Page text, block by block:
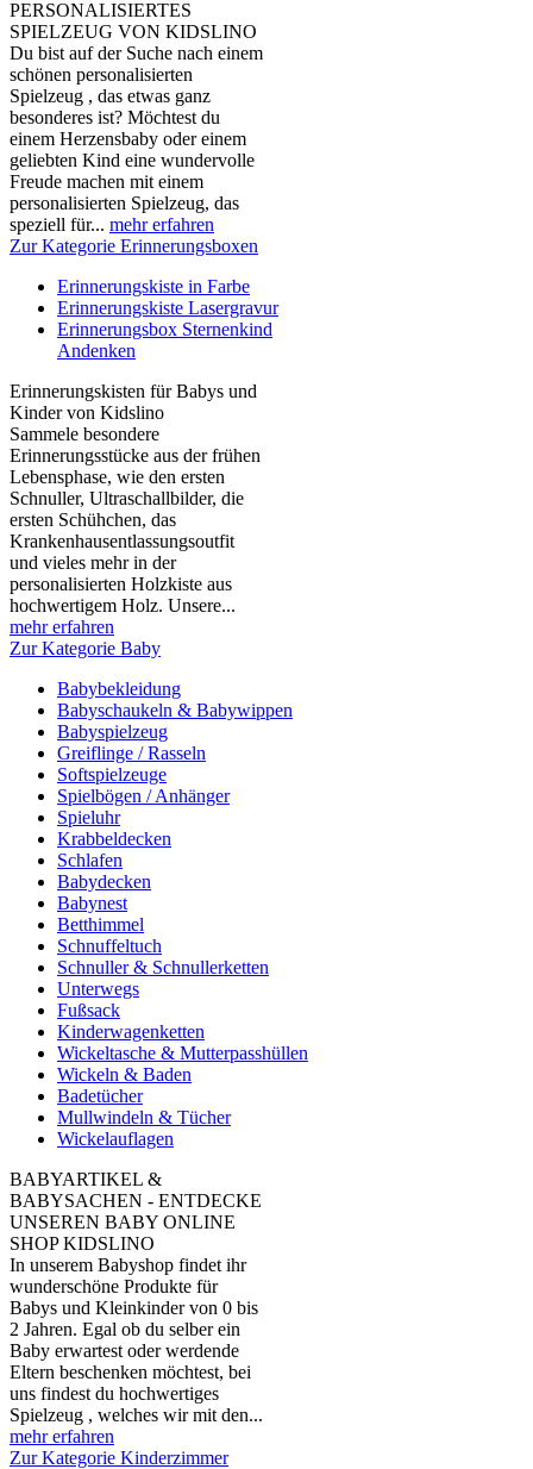
PERSONALISIERTES
SPIELZEUG VON KIDSLINO
Du bist auf der Suche nach einem
schönen personalisierten
Spielzeug , das etwas ganz
besonderes ist? Möchtest du
einem Herzensbaby oder einem
geliebten Kind eine wundervolle
Freude machen mit einem
personalisierten Spielzeug, das
speziell für... mehr erfahren
Zur Kategorie Erinnerungsboxen
Erinnerungskiste in Farbe
Erinnerungskiste Lasergravur
Erinnerungsbox Sternenkind
Andenken
Erinnerungskisten für Babys und
Kinder von Kidslino
Sammele besondere
Erinnerungsstücke aus der frühen
Lebensphase, wie den ersten
Schnuller, Ultraschallbilder, die
ersten Schühchen, das
Krankenhausentlassungsoutfit
und vieles mehr in der
personalisierten Holzkiste aus
hochwertigem Holz. Unsere...
mehr erfahren
Zur Kategorie Baby
Babybekleidung
Babyschaukeln & Babywippen
Babyspielzeug
Greiflinge / Rasseln
Softspielzeuge
Spielbögen / Anhänger
Spieluhr
Krabbeldecken
Schlafen
Babydecken
Babynest
Betthimmel
Schnuffeltuch
Schnuller & Schnullerketten
Unterwegs
Fußsack
Kinderwagenketten
Wickeltasche & Mutterpasshüllen
Wickeln & Baden
Badetücher
Mullwindeln & Tücher
Wickelauflagen
BABYARTIKEL &
BABYSACHEN - ENTDECKE
UNSEREN BABY ONLINE
SHOP KIDSLINO
In unserem Babyshop findet ihr
wunderschöne Produkte für
Babys und Kleinkinder von 0 bis
2 Jahren. Egal ob du selber ein
Baby erwartest oder werdende
Eltern beschenken möchtest, bei
uns findest du hochwertiges
Spielzeug , welches wir mit den...
mehr erfahren
Zur Kategorie Kinderzimmer